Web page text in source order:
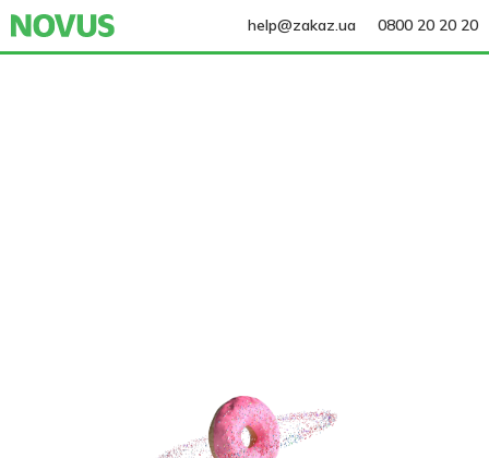
help@zakaz.ua 0800 20 20 20